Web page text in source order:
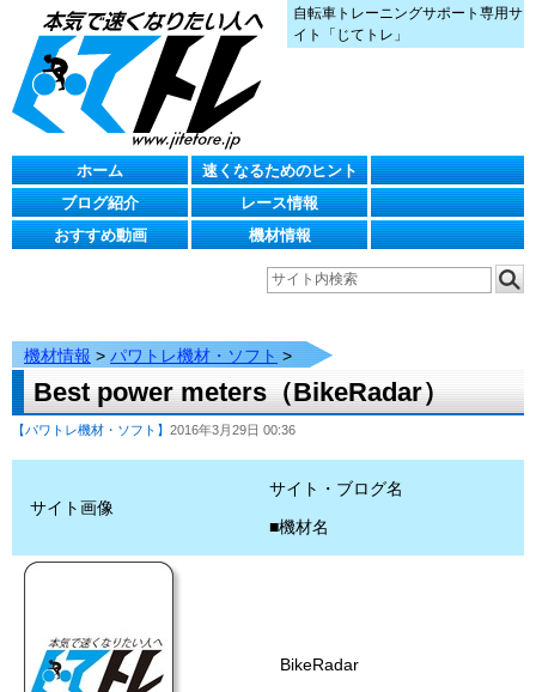
自転車トレーニングサポート専用サ
イト「じてトレ」
ホーム
速くなるためのヒント
ブログ紹介
レース情報
おすすめ動画
機材情報
機材情報 > パワトレ機材・ソフト >
Best power meters（BikeRadar）
【パワトレ機材・ソフト】 2016年3月29日 00:36
サイト画像
サイト・ブログ名
■機材名
BikeRadar